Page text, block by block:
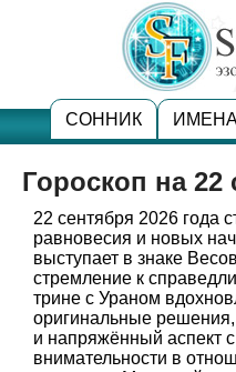
СОННИК
Гороскоп на 22
22 сентября 2026 года
равновесия и новых
выступает в знаке
стремление к
трине с Ураном
оригинальные
и напряжённый аспект
внимательности в